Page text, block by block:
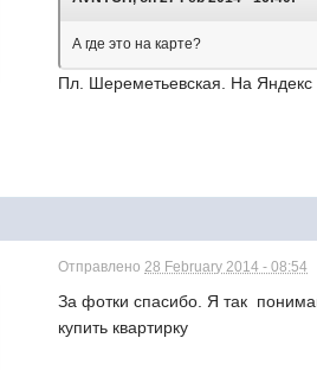
А где это на карте?
Пл. Шереметьевская. На Яндекс
Отправлено28 February 2014 - 08:54
За фотки спасибо. Я так
купить квартирку